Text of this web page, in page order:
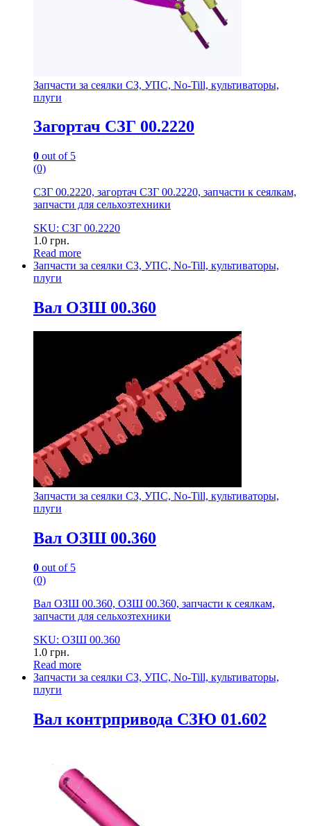
Запчасти за сеялки СЗ, УПС, No-Till, культиваторы,
плуги
Загортач СЗГ 00.2220
0 out of 5
(0)
СЗГ 00.2220, загортач СЗГ 00.2220, запчасти к сеялкам,
запчасти для сельхозтехники
SKU: СЗГ 00.2220
1.0 грн.
Read more
Запчасти за сеялки СЗ, УПС, No-Till, культиваторы,
плуги
Вал ОЗШ 00.360
Запчасти за сеялки СЗ, УПС, No-Till, культиваторы,
плуги
Вал ОЗШ 00.360
0 out of 5
(0)
Вал ОЗШ 00.360, ОЗШ 00.360, запчасти к сеялкам,
запчасти для сельхозтехники
SKU: ОЗШ 00.360
1.0 грн.
Read more
Запчасти за сеялки СЗ, УПС, No-Till, культиваторы,
плуги
Вал контрпривода СЗЮ 01.602